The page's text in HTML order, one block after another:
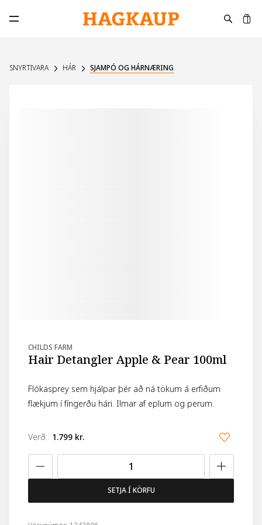
Opna aðalvalmynd
SNYRTIVARA HÁR SJAMPÓ OG HÁRNÆRING
CHILDS FARM
Hair Detangler Apple & Pear 100ml
Flókasprey sem hjálpar þér að ná tökum á erfiðum
flækjum í fíngerðu hári. Ilmar af eplum og perum.
Verð: 1.799 kr.
SETJA Í KÖRFU